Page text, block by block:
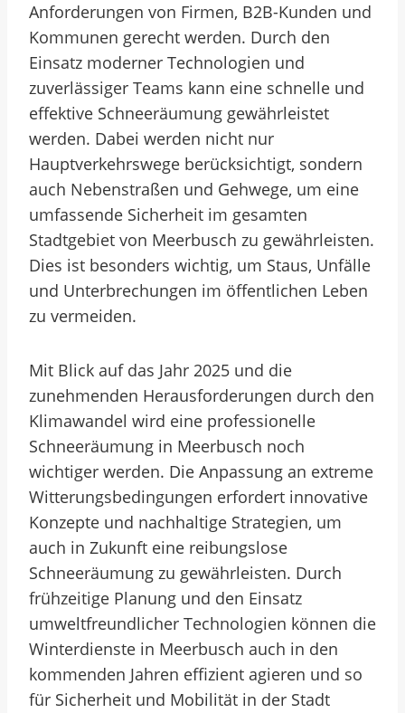
Anforderungen von Firmen, B2B-Kunden und
Kommunen gerecht werden. Durch den
Einsatz moderner Technologien und
zuverlässiger Teams kann eine schnelle und
effektive Schneeräumung gewährleistet
werden. Dabei werden nicht nur
Hauptverkehrswege berücksichtigt, sondern
auch Nebenstraßen und Gehwege, um eine
umfassende Sicherheit im gesamten
Stadtgebiet von Meerbusch zu gewährleisten.
Dies ist besonders wichtig, um Staus, Unfälle
und Unterbrechungen im öffentlichen Leben
zu vermeiden.
Mit Blick auf das Jahr 2025 und die
zunehmenden Herausforderungen durch den
Klimawandel wird eine professionelle
Schneeräumung in Meerbusch noch
wichtiger werden. Die Anpassung an extreme
Witterungsbedingungen erfordert innovative
Konzepte und nachhaltige Strategien, um
auch in Zukunft eine reibungslose
Schneeräumung zu gewährleisten. Durch
frühzeitige Planung und den Einsatz
umweltfreundlicher Technologien können die
Winterdienste in Meerbusch auch in den
kommenden Jahren effizient agieren und so
für Sicherheit und Mobilität in der Stadt